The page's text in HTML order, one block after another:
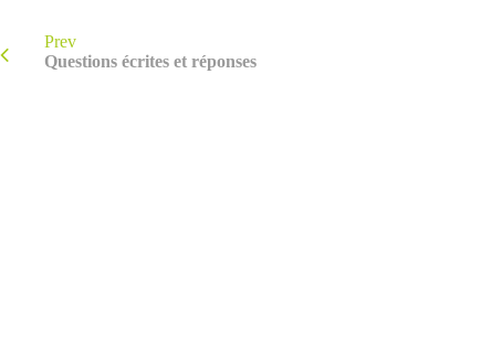
Prev
Questions écrites et réponses